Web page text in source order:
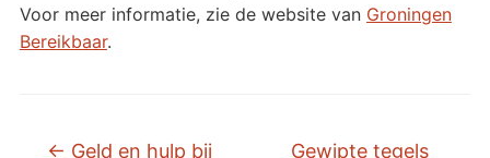
Voor meer informatie, zie de website van Groningen
Bereikbaar.
← Geld en hulp bij
Gewipte tegels